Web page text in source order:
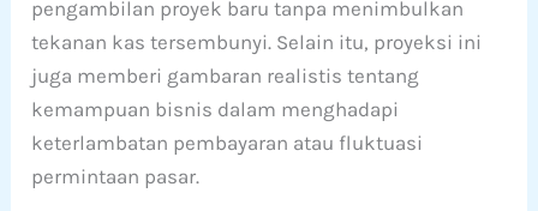
pengambilan proyek baru tanpa menimbulkan
tekanan kas tersembunyi. Selain itu, proyeksi ini
juga memberi gambaran realistis tentang
kemampuan bisnis dalam menghadapi
keterlambatan pembayaran atau fluktuasi
permintaan pasar.